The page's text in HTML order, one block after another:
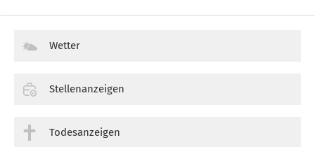
Wetter
Stellenanzeigen
Todesanzeigen